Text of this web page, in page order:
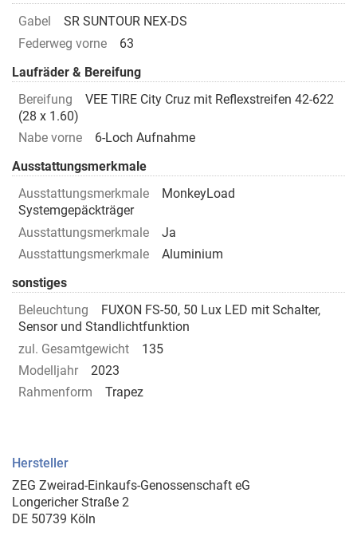
Gabel
SR SUNTOUR NEX-DS
Federweg vorne
63
Laufräder & Bereifung
Bereifung
VEE TIRE City Cruz mit Reflexstreifen 42-622
(28 x 1.60)
Nabe vorne
6-Loch Aufnahme
Ausstattungsmerkmale
Ausstattungsmerkmale
MonkeyLoad
Systemgepäckträger
Ausstattungsmerkmale
Ja
Ausstattungsmerkmale
Aluminium
sonstiges
Beleuchtung
FUXON FS-50, 50 Lux LED mit Schalter,
Sensor und Standlichtfunktion
zul. Gesamtgewicht
135
Modelljahr
2023
Rahmenform
Trapez
Hersteller
ZEG Zweirad-Einkaufs-Genossenschaft eG
Longericher Straße 2
DE 50739 Köln